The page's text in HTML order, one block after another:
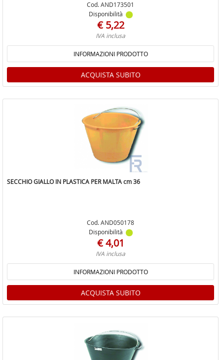
Cod. AND173501
Disponibilità
€ 5,22
IVA inclusa
INFORMAZIONI PRODOTTO
ACQUISTA SUBITO
SECCHIO GIALLO IN PLASTICA PER MALTA cm 36
Cod. AND050178
Disponibilità
€ 4,01
IVA inclusa
INFORMAZIONI PRODOTTO
ACQUISTA SUBITO